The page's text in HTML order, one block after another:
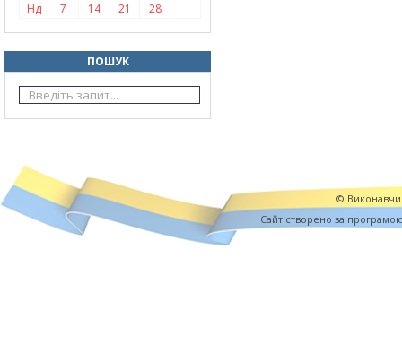
Нд
7 14 21 28
ПОШУК
©
Cайт створено за